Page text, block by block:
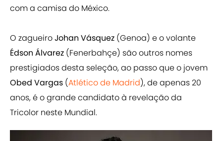
com a camisa do México.
O zagueiroJohan Vásquez (Genoa) e o volante
Édson Álvarez (Fenerbahçe) são outros nomes
prestigiados desta seleção, ao passo que o jovem
Obed Vargas (Atlético de Madrid), de apenas 20
anos, é o grande candidato à revelação da
Tricolor neste Mundial.